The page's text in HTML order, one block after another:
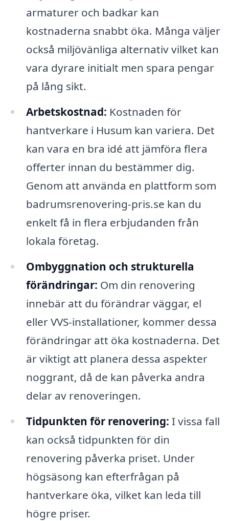
armaturer och badkar kan
kostnaderna snabbt öka. Många väljer
också miljövänliga alternativ vilket kan
vara dyrare initialt men spara pengar
på lång sikt.
Arbetskostnad: Kostnaden för
hantverkare i Husum kan variera. Det
kan vara en bra idé att jämföra flera
offerter innan du bestämmer dig.
Genom att använda en plattform som
badrumsrenovering-pris.se kan du
enkelt få in flera erbjudanden från
lokala företag.
Ombyggnation och strukturella
förändringar: Om din renovering
innebär att du förändrar väggar, el
eller VVS-installationer, kommer dessa
förändringar att öka kostnaderna. Det
är viktigt att planera dessa aspekter
noggrant, då de kan påverka andra
delar av renoveringen.
Tidpunkten för renovering: I vissa fall
kan också tidpunkten för din
renovering påverka priset. Under
högsäsong kan efterfrågan på
hantverkare öka, vilket kan leda till
högre priser.